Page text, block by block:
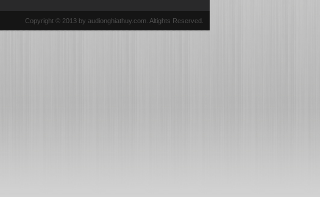
Copyright © 2013 by audionghiathuy.com. Altights Reserved.